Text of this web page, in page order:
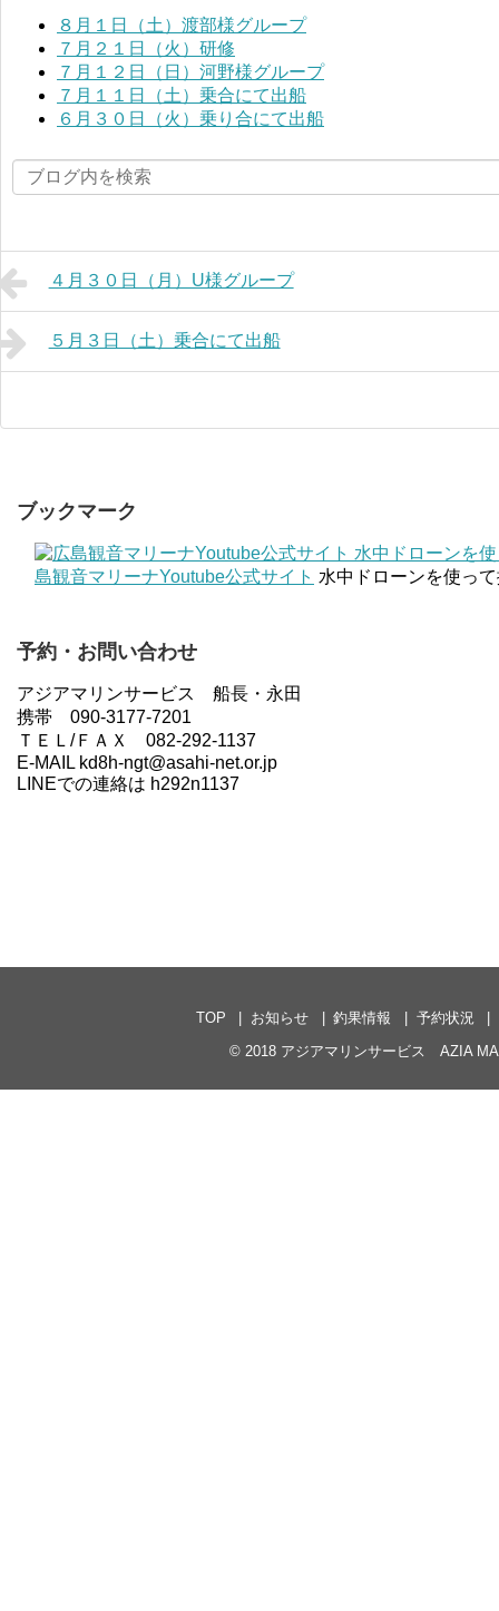
８月１日（土）渡部様グループ
７月２１日（火）研修
７月１２日（日）河野様グループ
７月１１日（土）乗合にて出船
６月３０日（火）乗り合にて出船
４月３０日（月）U様グループ
５月３日（土）乗合にて出船
ブックマーク
島観音マリーナYoutube公式サイト 水中ドローンを使っ
予約・お問い合わせ
アジアマリンサービス 船長・永田
携帯 090-3177-7201
ＴＥＬ/ＦＡＸ 082-292-1137
E-MAIL kd8h-ngt@asahi-net.or.jp
LINEでの連絡は h292n1137
TOP お知らせ 釣果情報
予約状況
© 2018 アジアマリンサービス AZIA